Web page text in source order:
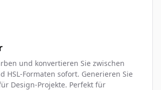
und konvertieren Sie zwischen
HSL-Formaten sofort. Generieren Sie
Design-Projekte. Perfekt für